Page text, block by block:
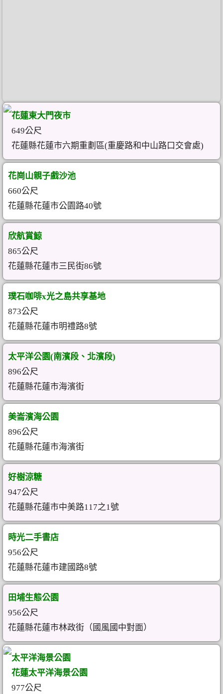
花蓮東大門夜市
649公尺
花蓮縣花蓮市六期重劃區(重慶路和中山路口交會處)
花崗山親子戲沙池
660公尺
花蓮縣花蓮市公園路40號
欣航賞鯨
865公尺
花蓮縣花蓮市三民街86號
璞石咖啡x光之島共享基地
873公尺
花蓮縣花蓮市明禮路8號
太平洋公園(南濱段、北濱段)
896公尺
花蓮縣花蓮市海濱街
美崙濱海公園
896公尺
花蓮縣花蓮市海濱街
好樹涼糖
947公尺
花蓮縣花蓮市中美路117之1號
時光二手書店
956公尺
花蓮縣花蓮市建國路8號
田埔生態公園
956公尺
花蓮縣花蓮市林政街（國風國中對面）
太平洋海景公園
花蓮太平洋海景公園
977公尺